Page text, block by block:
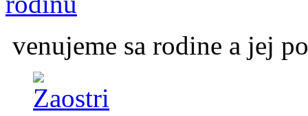
venujeme sa rodine a jej